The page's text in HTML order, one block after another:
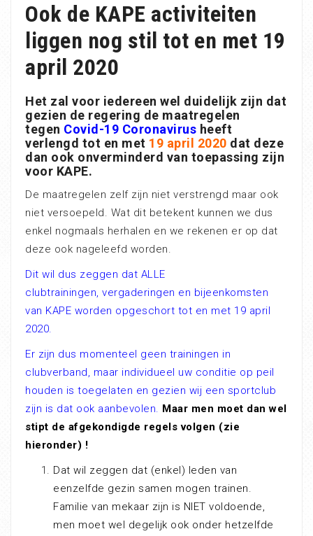
Ook de KAPE activiteiten
liggen nog stil tot en met 19
april 2020
Het zal voor iedereen wel duidelijk zijn dat
gezien de regering de maatregelen
tegen Covid-19 Coronavirus heeft
verlengd tot en met 19 april 2020 dat deze
dan ook onverminderd van toepassing zijn
voor KAPE.
De maatregelen zelf zijn niet verstrengd maar ook
niet versoepeld. Wat dit betekent kunnen we dus
enkel nogmaals herhalen en we rekenen er op dat
deze ook nageleefd worden.
Dit wil dus zeggen dat ALLE
clubtrainingen, vergaderingen en bijeenkomsten
van KAPE worden opgeschort tot en met 19 april
2020.
Er zijn dus momenteel geen trainingen in
clubverband, maar individueel uw conditie op peil
houden is toegelaten en gezien wij een sportclub
zijn is dat ook aanbevolen. Maar men moet dan wel
stipt de afgekondigde regels volgen (zie
hieronder) !
Dat wil zeggen dat (enkel) leden van
eenzelfde gezin samen mogen trainen.
Familie van mekaar zijn is NIET voldoende,
men moet wel degelijk ook onder hetzelfde